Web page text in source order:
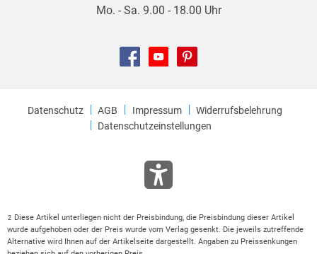
Mo. - Sa. 9.00 - 18.00 Uhr
Datenschutz AGB Impressum
Widerrufsbelehrung
Datenschutzeinstellungen
2
Diese Artikel unterliegen nicht der Preisbindung, die Preisbindung dieser Artikel
wurde aufgehoben oder der Preis wurde vom Verlag gesenkt. Die jeweils zutreffende
Alternative wird Ihnen auf der Artikelseite dargestellt. Angaben zu Preissenkungen